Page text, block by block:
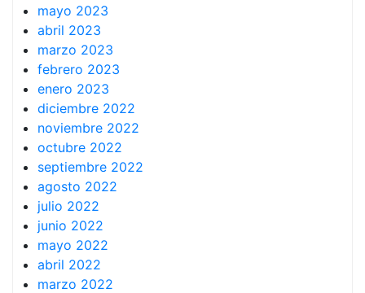
mayo 2023
abril 2023
marzo 2023
febrero 2023
enero 2023
diciembre 2022
noviembre 2022
octubre 2022
septiembre 2022
agosto 2022
julio 2022
junio 2022
mayo 2022
abril 2022
marzo 2022